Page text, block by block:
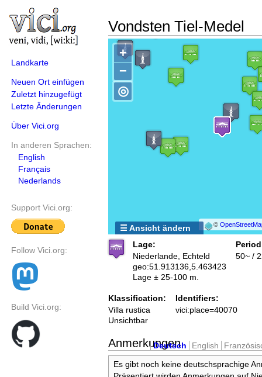
Landkarte
Neuen Ort einfügen
Zuletzt hinzugefügt
Letzte Änderungen
Über Vici.org
In anderen Sprachen:
English
Français
Nederlands
Support Vici.org:
Follow Vici.org:
Build Vici.org:
Vondsten Tiel-Medel
+
−
©
◎
☰ Ansicht ändern
Lage:
Niederlande, Echteld
geo:51.913136,5.463423
Lage ± 25-100 m.
50~ /
Klassification:
Villa rustica
Unsichtbar
Identifiers:
vici:place=40070
Anmerkungen
Deutsch English
Es gibt noch keine deutschsprachige